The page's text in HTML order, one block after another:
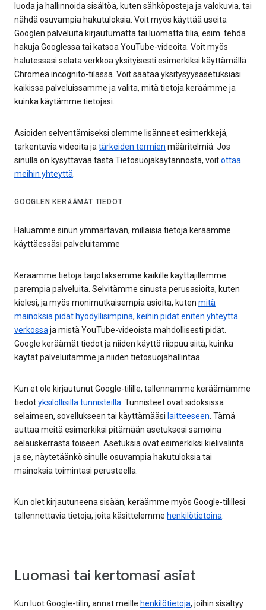
luoda ja hallinnoida sisältöä, kuten sähköposteja ja valokuvia, tai
nähdä osuvampia hakutuloksia. Voit myös käyttää useita
Googlen palveluita kirjautumatta tai luomatta tiliä, esim. tehdä
hakuja Googlessa tai katsoa YouTube-videoita. Voit myös
halutessasi selata verkkoa yksityisesti esimerkiksi käyttämällä
Chromea incognito-tilassa. Voit säätää yksitysyysasetuksiasi
kaikissa palveluissamme ja valita, mitä tietoja keräämme ja
kuinka käytämme tietojasi.
Asioiden selventämiseksi olemme lisänneet esimerkkejä,
tarkentavia videoita jatärkeiden termien määritelmiä. Jos
sinulla on kysyttävää tästä Tietosuojakäytännöstä, voitottaa
meihin yhteyttä.
GOOGLEN KERÄÄMÄT TIEDOT
Haluamme sinun ymmärtävän, millaisia tietoja keräämme
käyttäessäsi palveluitamme
Keräämme tietoja tarjotaksemme kaikille käyttäjillemme
parempia palveluita. Selvitämme sinusta perusasioita, kuten
kielesi, ja myös monimutkaisempia asioita, kuten mitä
mainoksia pidät hyödyllisimpinä, keihin pidät eniten yhteyttä
verkossaja mistä YouTube-videoista mahdollisesti pidät.
Google keräämät tiedot ja niiden käyttö riippuu siitä, kuinka
käytät palveluitamme ja niiden tietosuojahallintaa.
Kun et ole kirjautunut Google-tilille, tallennamme keräämämme
tiedotyksilöllisillä tunnisteilla. Tunnisteet ovat sidoksissa
selaimeen, sovellukseen tai käyttämääsi laitteeseen. Tämä
auttaa meitä esimerkiksi pitämään asetuksesi samoina
selauskerrasta toiseen. Asetuksia ovat esimerkiksi kielivalinta
ja se, näytetäänkö sinulle osuvampia hakutuloksia tai
mainoksia toimintasi perusteella.
Kun olet kirjautuneena sisään, keräämme myös Google-tilillesi
tallennettavia tietoja, joita käsittelemme henkilötietoina.
Luomasi tai kertomasi asiat
Kun luot Google-tilin, annat meille henkilötietoja, joihin sisältyy